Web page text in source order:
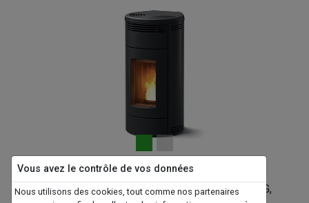
Vous avez le contrôle de vos données
Nous utilisons des cookies, tout comme nos partenaires
Présentation
POELE A GRANULE MCZ LOOP 8KW, POIDS 140KG,